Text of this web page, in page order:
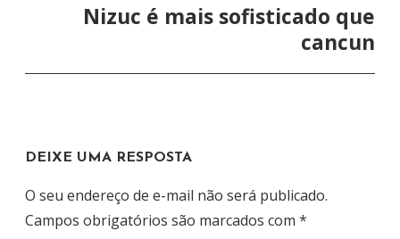
E
P
O
Nizuc é mais sofisticado que
cancun
DEIXE UMA RESPOSTA
O seu endereço de e-mail não será publicado.
Campos obrigatórios são marcados com *